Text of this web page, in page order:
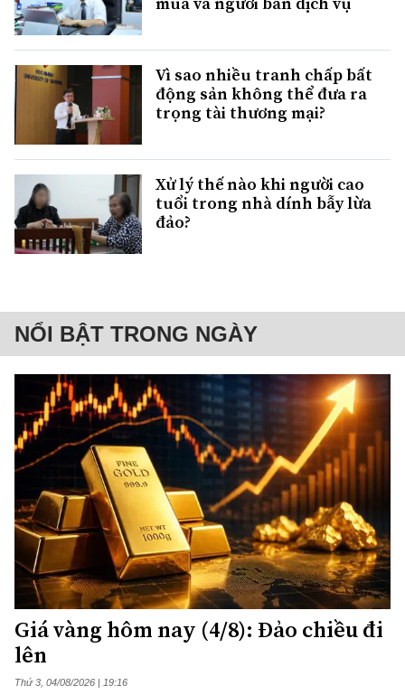
Vì sao nhiều tranh chấp bất
động sản không thể đưa ra
trọng tài thương mại?
Xử lý thế nào khi người cao
tuổi trong nhà dính bẫy lừa
đảo?
NỔI BẬT TRONG NGÀY
Giá vàng hôm nay (4/8): Đảo chiều đi
lên
Thứ 3, 04/08/2026 | 19:16